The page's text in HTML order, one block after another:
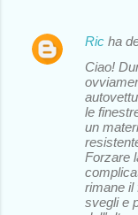
Ric ha
Ciao!
le
un
Forzare
rimane il
svegli e